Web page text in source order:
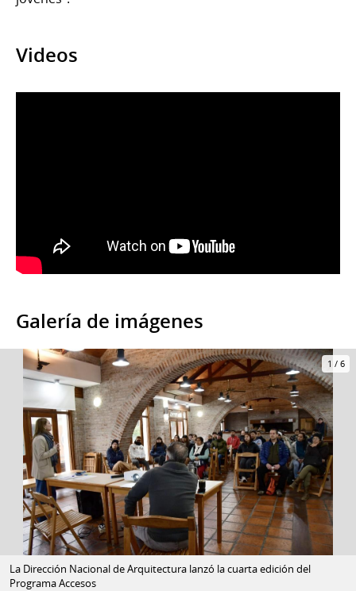
Videos
Galería de imágenes
1 / 6
La Dirección Nacional de Arquitectura lanzó la cuarta edición del
Programa Accesos